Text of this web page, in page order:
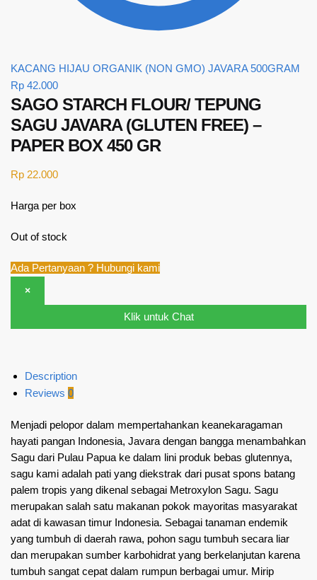
KACANG HIJAU ORGANIK (NON GMO) JAVARA 500GRAM
Rp 42.000
SAGO STARCH FLOUR/ TEPUNG
SAGU JAVARA (GLUTEN FREE) –
PAPER BOX 450 GR
Rp 22.000
Harga per box
Out of stock
Ada Pertanyaan ? Hubungi kami
×
Klik untuk Chat
Description
Reviews 0
Menjadi pelopor dalam mempertahankan keanekaragaman
hayati pangan Indonesia, Javara dengan bangga menambahkan
Sagu dari Pulau Papua ke dalam lini produk bebas glutennya,
sagu kami adalah pati yang diekstrak dari pusat spons batang
palem tropis yang dikenal sebagai Metroxylon Sagu. Sagu
merupakan salah satu makanan pokok mayoritas masyarakat
adat di kawasan timur Indonesia. Sebagai tanaman endemik
yang tumbuh di daerah rawa, pohon sagu tumbuh secara liar
dan merupakan sumber karbohidrat yang berkelanjutan karena
tumbuh sangat cepat dalam rumpun berbagai umur. Mirip